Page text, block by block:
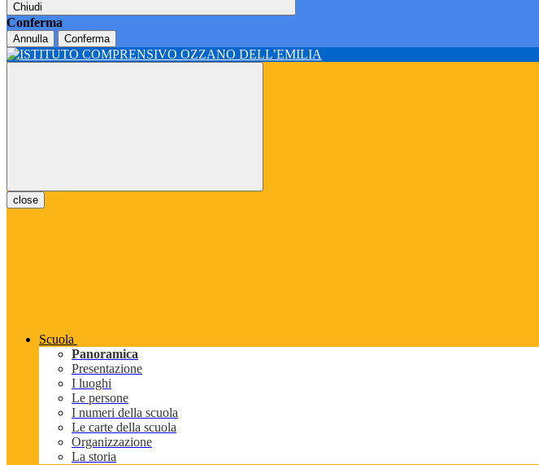
Chiudi
Conferma
Annulla Conferma
close
Scuola
Panoramica
Presentazione
I luoghi
Le persone
I numeri della scuola
Le carte della scuola
Organizzazione
La storia